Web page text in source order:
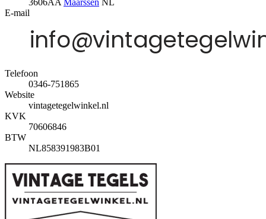
3606AA Maarssen NL
E-mail
Telefoon
0346-751865
Website
vintagetegelwinkel.nl
KVK
70606846
BTW
NL858391983B01